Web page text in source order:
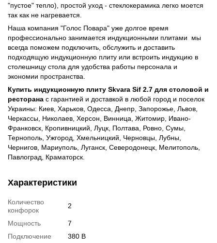
"пустое" тепло), простой уход - стеклокерамика легко моется
так как не нагревается.
Наша компания "Голос Повара" уже долгое время
профессионально занимается индукционными плитами мы
всегда поможем подключить, обслужить и доставить
подходящую индукционную плиту или встроить индукцию в
столешницу стола для удобства работы персонала и
экономии пространства.
Купить индукционную плиту Skvara Sif 2.7 для столовой и
ресторана с гарантией и доставкой в любой город и поселок
Украины: Киев, Харьков, Одесса, Днепр, Запорожье, Львов,
Черкассы, Николаев, Херсон, Винница, Житомир, Ивано-
Франковск, Кропивницкий, Луцк, Полтава, Ровно, Сумы,
Тернополь, Ужгород, Хмельницкий, Черновцы, Лубны,
Чернигов, Мариуполь, Луганск, Северодонецк, Мелитополь,
Павлоград, Краматорск.
Характеристики
Количество
конфорок
2
Мощность
7
Подключение
380 В